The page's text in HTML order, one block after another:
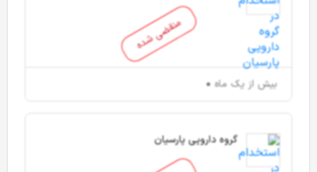
منقضی شده
بیش از یک ماه
گروه دارویی پارسیان